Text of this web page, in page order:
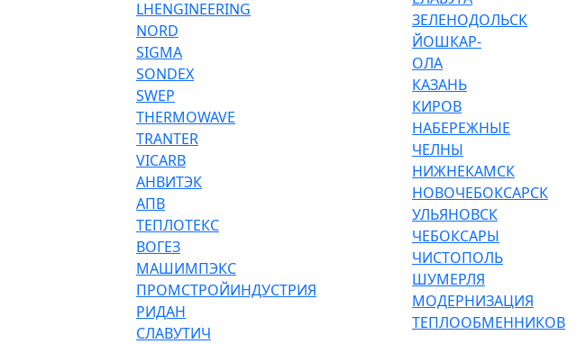
LHENGINEERING
NORD
SIGMA
SONDEX
SWEP
THERMOWAVE
TRANTER
VICARB
АНВИТЭК
АПВ
ТЕПЛОТЕКС
ВОГЕЗ
МАШИМПЭКС
ПРОМСТРОЙИНДУСТРИЯ
РИДАН
СЛАВУТИЧ
ЗЕЛЕНОДОЛЬСК
ЙОШКАР-
ОЛА
КАЗАНЬ
КИРОВ
НАБЕРЕЖНЫЕ
ЧЕЛНЫ
НИЖНЕКАМСК
НОВОЧЕБОКСАРСК
УЛЬЯНОВСК
ЧЕБОКСАРЫ
ЧИСТОПОЛЬ
ШУМЕРЛЯ
МОДЕРНИЗАЦИЯ
ТЕПЛООБМЕННИКОВ